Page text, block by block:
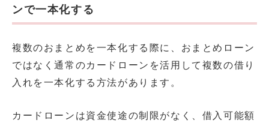
ンで一本化する
複数のおまとめを一本化する際に、おまとめローン
ではなく通常のカードローンを活用して複数の借り
入れを一本化する方法があります。
カードローンは資金使途の制限がなく、借入可能額